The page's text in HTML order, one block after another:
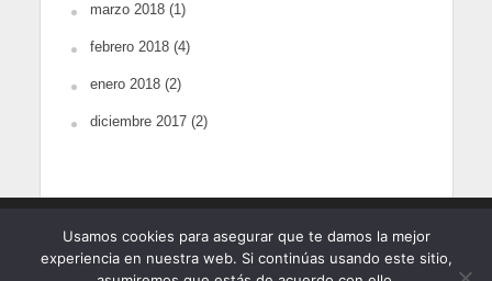
marzo 2018(1)
febrero 2018(4)
enero 2018(2)
diciembre 2017(2)
reservados. Queda prohibida la reproducción total o
parcial de los contenidos de la web sin autorización
1
Usamos cookies para asegurar que te damos la mejor
experiencia en nuestra web. Si continúas usando este sitio,